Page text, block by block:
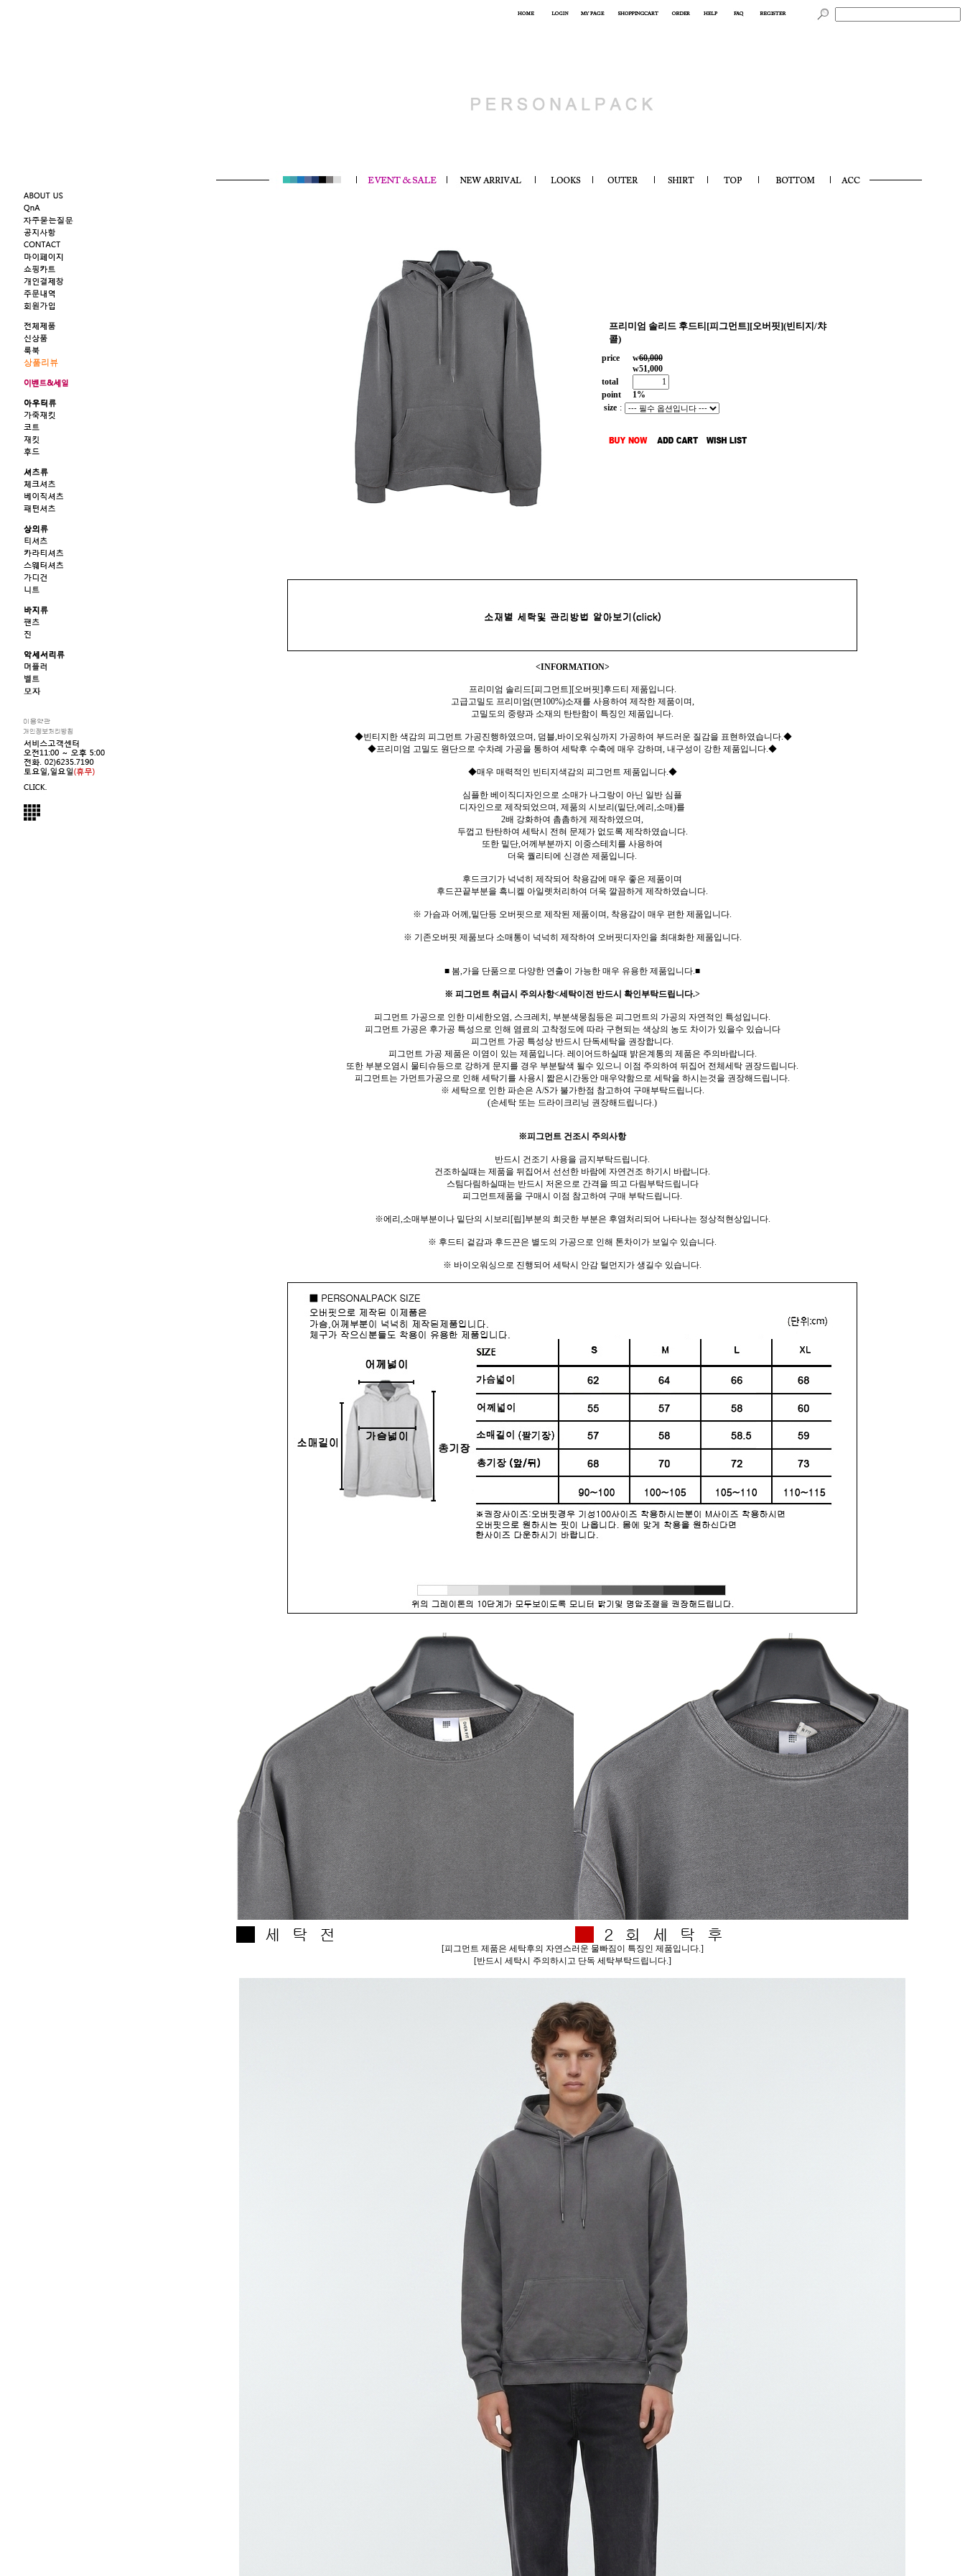
프리미엄 솔리드 후드티[피그먼트][오버핏](빈티지/챠
콜)
price w60,000
w51,000
total
point
1%
size :
<INFORMATION>
프리미엄 솔리드[피그먼트][오버핏]후드티 제품입니다.
고급고밀도 프리미엄(면100%)소재를 사용하여 제작한 제품이며,
고밀도의 중량과 소재의 탄탄함이 특징인 제품입니다.
◆빈티지한 색감의 피그먼트 가공진행하였으며, 덤블,바이오워싱까지 가공하여 부드러운 질감을 표현하였습니다.◆
◆프리미엄 고밀도 원단으로 수차례 가공을 통하여 세탁후 수축에 매우 강하며, 내구성이 강한 제품입니다.◆
◆매우 매력적인 빈티지색감의 피그먼트 제품입니다.◆
심플한 베이직디자인으로 소매가 나그랑이 아닌 일반 심플
디자인으로 제작되었으며, 제품의 시보리(밑단,에리,소매)를
2배 강화하여 촘촘하게 제작하였으며,
두껍고 탄탄하여 세탁시 전혀 문제가 없도록 제작하였습니다.
또한 밑단,어께부분까지 이중스테치를 사용하여
더욱 퀄리티에 신경쓴 제품입니다.
후드크기가 넉넉히 제작되어 착용감에 매우 좋은 제품이며
후드끈끝부분을 흑니켈 아일렛처리하여 더욱 깔끔하게 제작하였습니다.
※ 가슴과 어께,밑단등 오버핏으로 제작된 제품이며, 착용감이 매우 편한 제품입니다.
※ 기존오버핏 제품보다 소매통이 넉넉히 제작하여 오버핏디자인을 최대화한 제품입니다.
■ 봄,가을 단품으로 다양한 연출이 가능한 매우 유용한 제품입니다.■
※ 피그먼트 취급시 주의사항<세탁이전 반드시 확인부탁드립니다.>
피그먼트 가공으로 인한 미세한오염, 스크레치, 부분색뭉침등은 피그먼트의 가공의 자연적인 특성입니다.
피그먼트 가공은 후가공 특성으로 인해 염료의 고착정도에 따라 구현되는 색상의 농도 차이가 있을수 있습니다
피그먼트 가공 특성상 반드시 단독세탁을 권장합니다.
피그먼트 가공 제품은 이염이 있는 제품입니다. 레이어드하실때 밝은계통의 제품은 주의바랍니다.
또한 부분오염시 물티슈등으로 강하게 문지를 경우 부분탈색 될수 있으니 이점 주의하여 뒤집어 전체세탁 권장드립니다.
피그먼트는 가먼트가공으로 인해 세탁기를 사용시 짧은시간동안 매우약함으로 세탁을 하시는것을 권장해드립니다.
※ 세탁으로 인한 파손은 A/S가 불가한점 참고하여 구매부탁드립니다.
(손세탁 또는 드라이크리닝 권장해드립니다.)
※피그먼트 건조시 주의사항
반드시 건조기 사용을 금지부탁드립니다.
건조하실때는 제품을 뒤집어서 선선한 바람에 자연건조 하기시 바랍니다.
스팀다림하실때는 반드시 저온으로 간격을 띄고 다림부탁드립니다
피그먼트제품을 구매시 이점 참고하여 구매 부탁드립니다.
※에리,소매부분이나 밑단의 시보리[립]부분의 희긋한 부분은 후염처리되어 나타나는 정상적현상입니다.
※ 후드티 겉감과 후드끈은 별도의 가공으로 인해 톤차이가 보일수 있습니다.
※ 바이오워싱으로 진행되어 세탁시 안감 털먼지가 생길수 있습니다.
[피그먼트 제품은 세탁후의 자연스러운 물빠짐이 특징인 제품입니다.]
[반드시 세탁시 주의하시고 단독 세탁부탁드립니다.]